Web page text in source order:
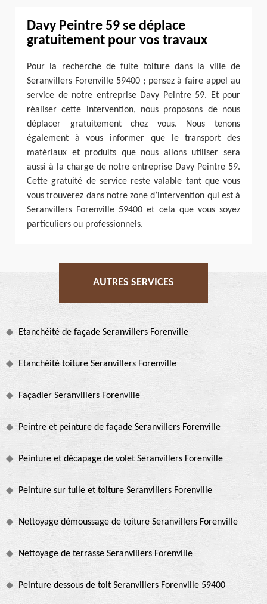
Davy Peintre 59 se déplace
gratuitement pour vos travaux
Pour la recherche de fuite toiture dans la ville de
Seranvillers Forenville 59400 ; pensez à faire appel au
service de notre entreprise Davy Peintre 59. Et pour
réaliser cette intervention, nous proposons de nous
déplacer gratuitement chez vous. Nous tenons
également à vous informer que le transport des
matériaux et produits que nous allons utiliser sera
aussi à la charge de notre entreprise Davy Peintre 59.
Cette gratuité de service reste valable tant que vous
vous trouverez dans notre zone d’intervention qui est à
Seranvillers Forenville 59400 et cela que vous soyez
particuliers ou professionnels.
AUTRES SERVICES
Etanchéité de façade Seranvillers Forenville
Etanchéité toiture Seranvillers Forenville
Façadier Seranvillers Forenville
Peintre et peinture de façade Seranvillers Forenville
Peinture et décapage de volet Seranvillers Forenville
Peinture sur tuile et toiture Seranvillers Forenville
Nettoyage démoussage de toiture Seranvillers Forenville
Nettoyage de terrasse Seranvillers Forenville
Peinture dessous de toit Seranvillers Forenville 59400